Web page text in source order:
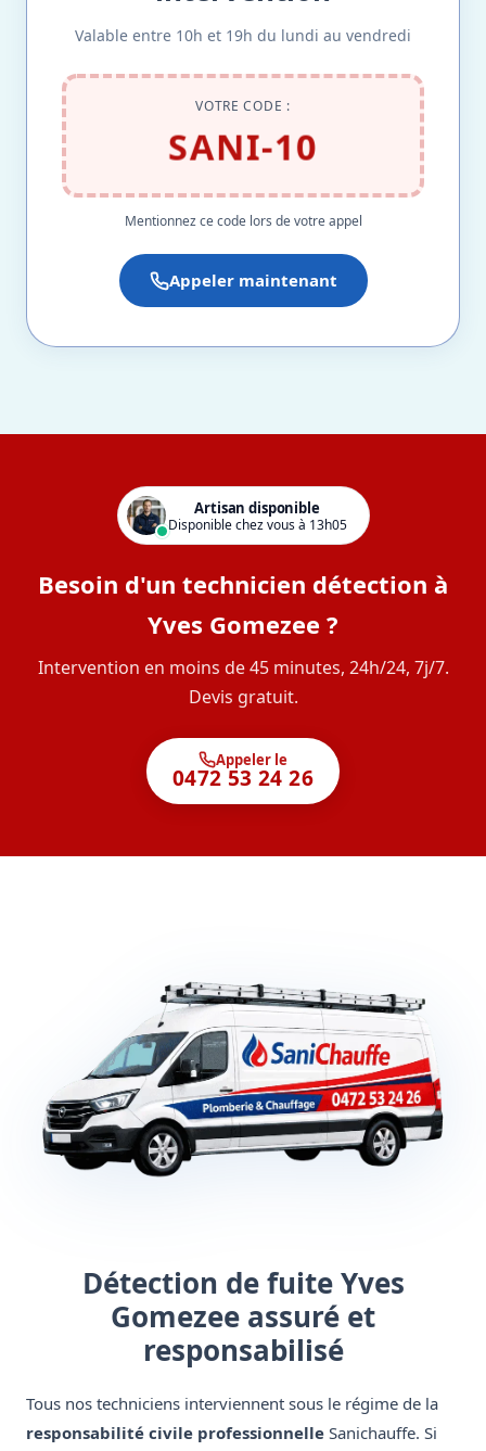
Valable entre 10h et 19h du lundi au vendredi
VOTRE CODE :
SANI-10
Mentionnez ce code lors de votre appel
Appeler maintenant
Artisan disponible
Disponible chez vous à 13h05
Besoin d'un technicien détection à
Yves Gomezee ?
Intervention en moins de 45 minutes, 24h/24, 7j/7.
Devis gratuit.
Appeler le
0472 53 24 26
Détection de fuite Yves
Gomezee assuré et
responsabilisé
Tous nos techniciens interviennent sous le régime de la
responsabilité civile professionnelle Sanichauffe. Si